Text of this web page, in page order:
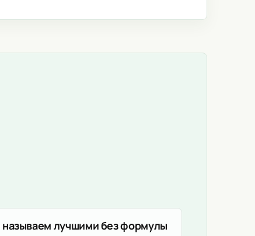
называем лучшими без формулы